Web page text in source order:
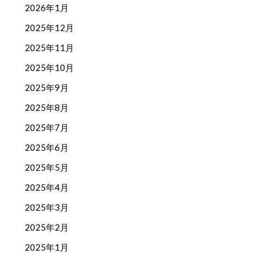
2026年1月
2025年12月
2025年11月
2025年10月
2025年9月
2025年8月
2025年7月
2025年6月
2025年5月
2025年4月
2025年3月
2025年2月
2025年1月